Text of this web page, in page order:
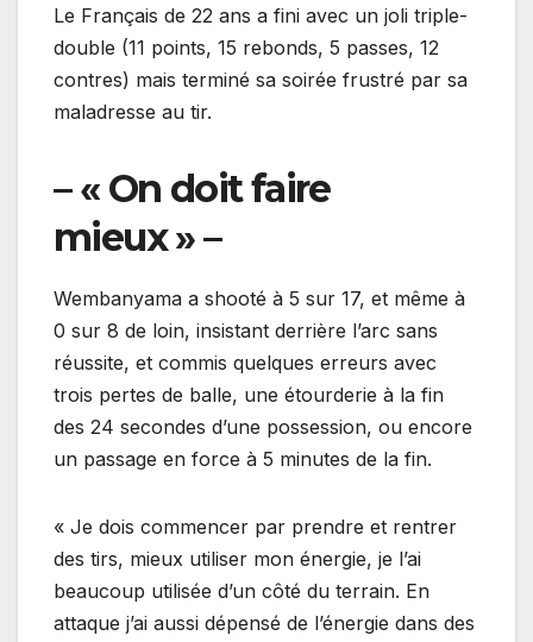
Le Français de 22 ans a fini avec un joli triple-
double (11 points, 15 rebonds, 5 passes, 12
contres) mais terminé sa soirée frustré par sa
maladresse au tir.
– « On doit faire
mieux » –
Wembanyama a shooté à 5 sur 17, et même à
0 sur 8 de loin, insistant derrière l’arc sans
réussite, et commis quelques erreurs avec
trois pertes de balle, une étourderie à la fin
des 24 secondes d’une possession, ou encore
un passage en force à 5 minutes de la fin.
« Je dois commencer par prendre et rentrer
des tirs, mieux utiliser mon énergie, je l’ai
beaucoup utilisée d’un côté du terrain. En
attaque j’ai aussi dépensé de l’énergie dans des